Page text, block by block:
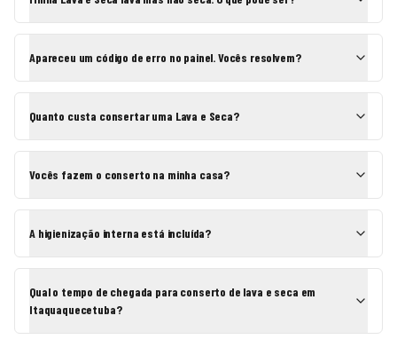
Apareceu um código de erro no painel. Vocês resolvem?
Quanto custa consertar uma Lava e Seca?
Vocês fazem o conserto na minha casa?
A higienização interna está incluída?
Qual o tempo de chegada para conserto de lava e seca em
Itaquaquecetuba?